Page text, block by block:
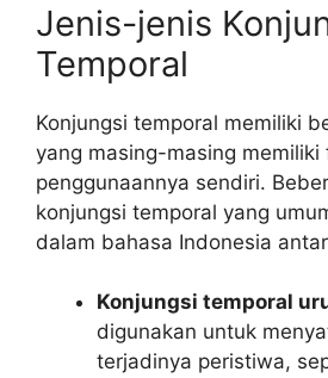
Jenis-jenis
Temporal
Konjungsi temporal memiliki
yang masing-masing memiliki
penggunaannya sendiri.
konjungsi temporal yang
dalam bahasa Indonesia
Konjungsi temporal
digunakan untuk
terjadinya peristiwa,